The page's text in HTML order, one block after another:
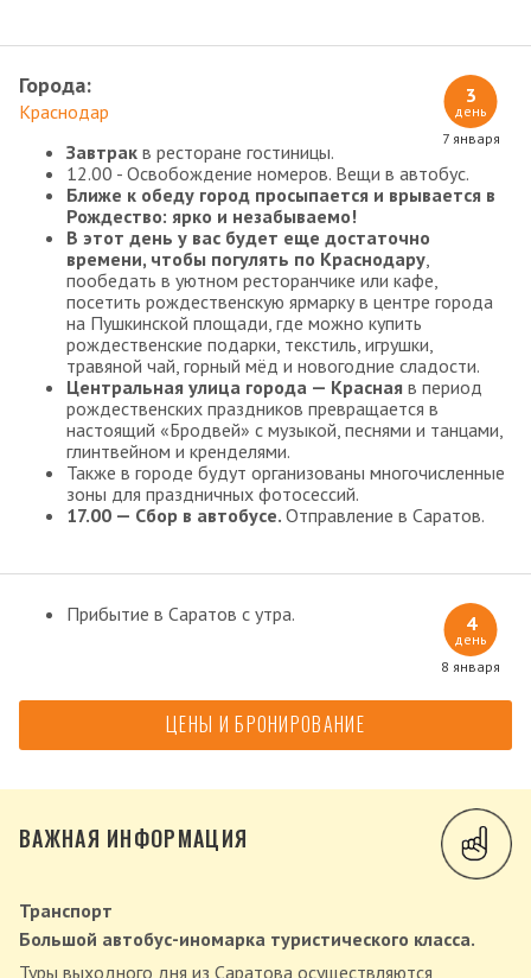
3
день
7 января
Города:
Краснодар
Завтрак в ресторане гостиницы.
12.00 - Освобождение номеров. Вещи в автобус.
Ближе к обеду город просыпается и врывается в
Рождество: ярко и незабываемо!
В этот день у вас будет еще достаточно
времени, чтобы погулять по Краснодару,
пообедать в уютном ресторанчике или кафе,
посетить рождественскую ярмарку в центре города
на Пушкинской площади, где можно купить
рождественские подарки, текстиль, игрушки,
травяной чай, горный мёд и новогодние сладости.
Центральная улица города — Красная в период
рождественских праздников превращается в
настоящий «Бродвей» с музыкой, песнями и танцами,
глинтвейном и кренделями.
Также в городе будут организованы многочисленные
зоны для праздничных фотосессий.
17.00 — Сбор в автобусе. Отправление в Саратов.
4
день
8 января
Прибытие в Саратов с утра.
ЦЕНЫ И БРОНИРОВАНИЕ
ВАЖНАЯ ИНФОРМАЦИЯ
Транспорт
Большой автобус-иномарка туристического класса.
Туры выходного дня из Саратова осуществляются